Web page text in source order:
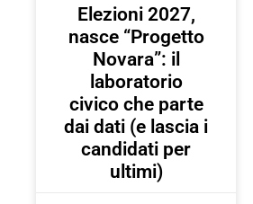
Elezioni 2027,
nasce “Progetto
Novara”: il
laboratorio
civico che parte
dai dati (e lascia i
candidati per
ultimi)